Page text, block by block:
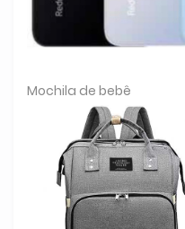
Mochila de bebê